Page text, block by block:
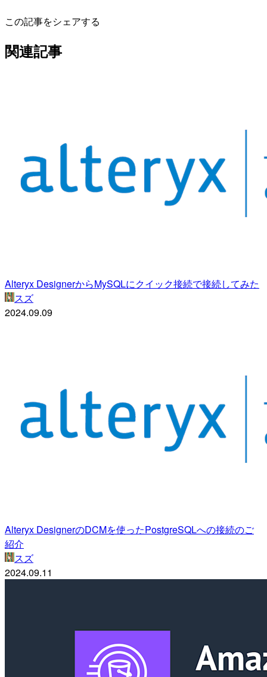
この記事をシェアする
関連記事
Alteryx DesignerからMySQLにクイック接続で接続してみた
スズ
2024.09.09
Alteryx DesignerのDCMを使ったPostgreSQLへの接続のご
紹介
スズ
2024.09.11